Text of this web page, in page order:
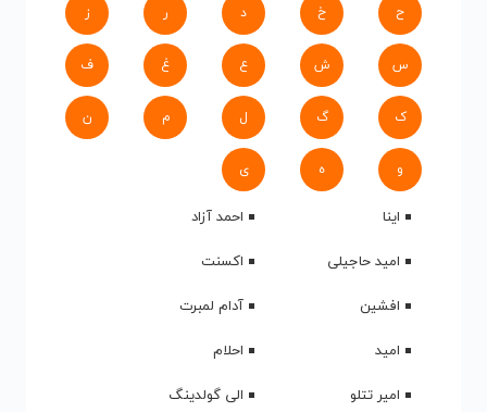
ح خ د ر ز
س ش ع غ ف
ک گ ل م ن
و ه ی
اینا
احمد آزاد
امید حاجیلی
اکسنت
افشین
آدام لمبرت
امید
احلام
امیر تتلو
الی گولدینگ